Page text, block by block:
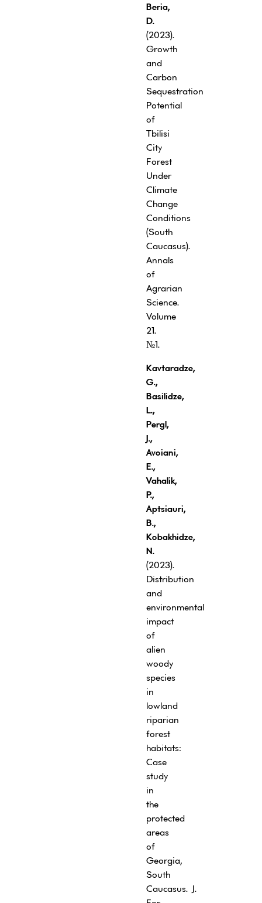
Beria,
D.
(2023).
Growth
and
Carbon
Sequestration
Potential
of
Tbilisi
City
Forest
Under
Climate
Change
Conditions
(South
Caucasus).
Annals
of
Agrarian
Science.
Volume
21.
№1.
Kavtaradze,
G.,
Basilidze,
L.,
Pergl,
J.,
Avoiani,
E.,
Vahalik,
P.,
Aptsiauri,
B.,
Kobakhidze,
N.
(2023).
Distribution
and
environmental
impact
of
alien
woody
species
in
lowland
riparian
forest
habitats:
Case
study
in
the
protected
areas
of
Georgia,
South
Caucasus. J.